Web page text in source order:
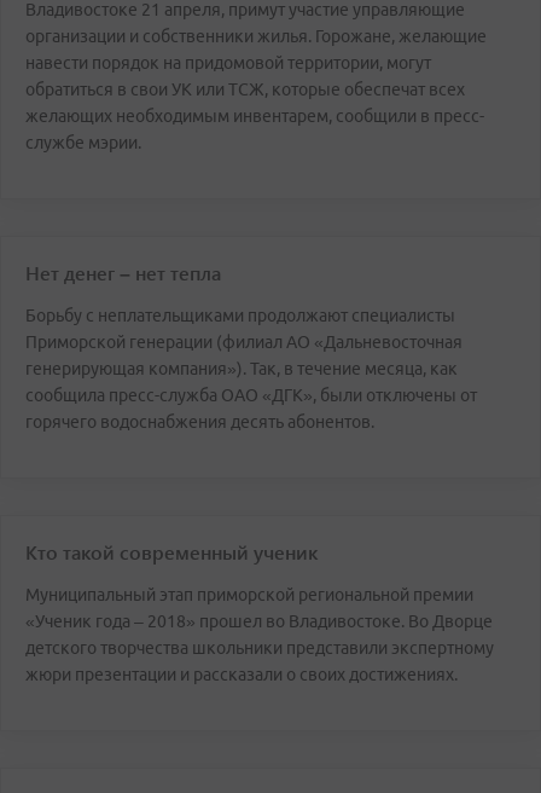
Владивостоке 21 апреля, примут участие управляющие
организации и собственники жилья. Горожане, желающие
навести порядок на придомовой территории, могут
обратиться в свои УК или ТСЖ, которые обеспечат всех
желающих необходимым инвентарем, сообщили в пресс-
службе мэрии.
Нет денег – нет тепла
Борьбу с неплательщиками продолжают специалисты
Приморской генерации (филиал АО «Дальневосточная
генерирующая компания»). Так, в течение месяца, как
сообщила пресс-служба ОАО «ДГК», были отключены от
горячего водоснабжения десять абонентов.
Кто такой современный ученик
Муниципальный этап приморской региональной премии
«Ученик года – 2018» прошел во Владивостоке. Во Дворце
детского творчества школьники представили экспертному
жюри презентации и рассказали о своих достижениях.